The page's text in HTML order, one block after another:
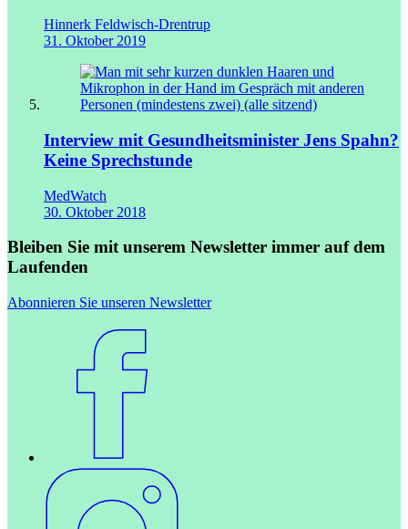
Hinnerk Feldwisch-Drentrup
31. Oktober 2019
Interview mit Gesundheitsminister Jens Spahn?
Keine Sprechstunde
MedWatch
30. Oktober 2018
Bleiben Sie mit unserem Newsletter immer auf dem
Laufenden
Abonnieren Sie unseren Newsletter